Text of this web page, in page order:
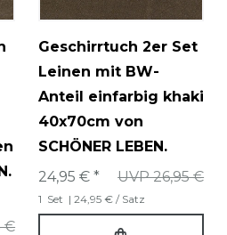
€
Geschirrtuch 2er Set
Leinen mit BW-
Anteil einfarbig khaki
40x70cm von
SCHÖNER LEBEN.
UVP 26,95 €
24,95 € *
1 Set | 24,95 € / Satz